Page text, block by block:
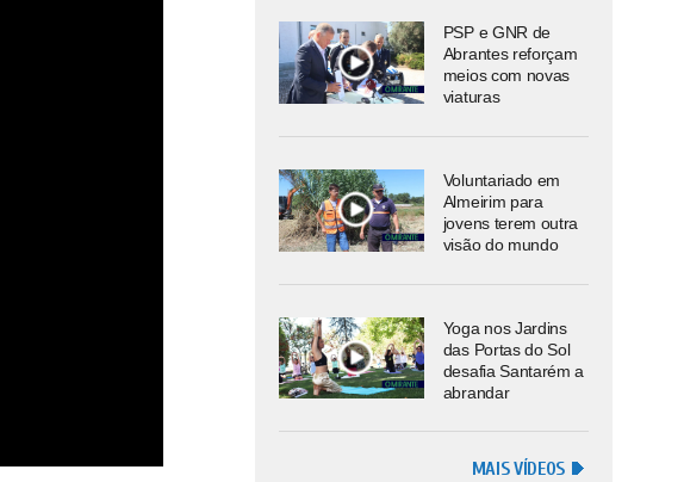
PSP e GNR de
Abrantes reforçam
meios com novas
viaturas
Voluntariado em
Almeirim para
jovens terem outra
visão do mundo
Yoga nos Jardins
das Portas do Sol
desafia Santarém a
abrandar
MAIS VÍDEOS